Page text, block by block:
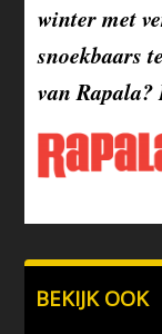
winter met
snoekbaars
van
BEKIJK OOK